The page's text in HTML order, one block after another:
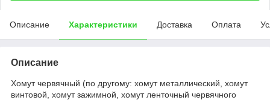
Описание Характеристики Доставка Оплата
Описание
Хомут червячный (по другому: хомут металлический, хомут
винтовой, хомут зажимной, хомут ленточный червячного